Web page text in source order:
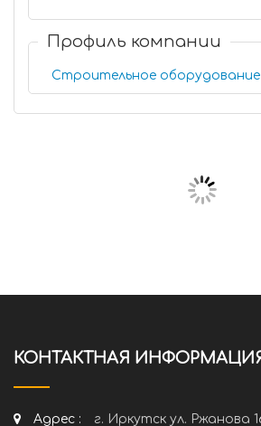
Профиль компании
Строительное оборудование
КОНТАКТНАЯ
Адрес :
г. Иркутск ул. Ржанова